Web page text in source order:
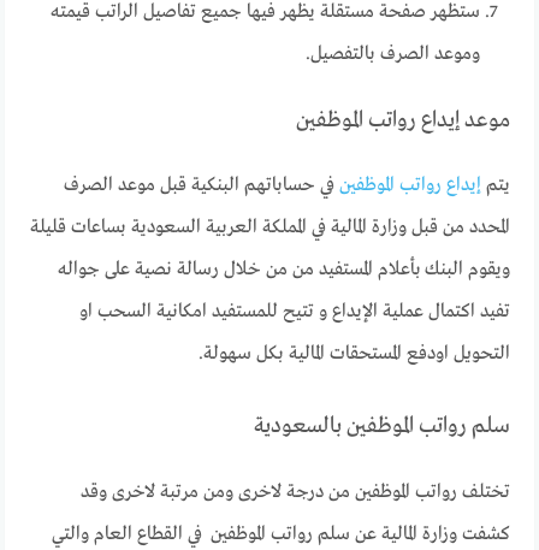
ستظهر صفحة مستقلة يظهر فيها جميع تفاصيل الراتب قيمته
وموعد الصرف بالتفصيل.
موعد إيداع رواتب الموظفين
يتم إيداع رواتب الموظفين في حساباتهم البنكية قبل موعد الصرف
المحدد من قبل وزارة المالية في المملكة العربية السعودية بساعات قليلة
ويقوم البنك بأعلام المستفيد من من خلال رسالة نصية على جواله
تفيد اكتمال عملية الإيداع و تتيح للمستفيد امكانية السحب او
التحويل اودفع المستحقات المالية بكل سهولة.
سلم رواتب الموظفين بالسعودية
تختلف رواتب الموظفين من درجة لاخرى ومن مرتبة لاخرى وقد
كشفت وزارة المالية عن سلم رواتب الموظفين في القطاع العام والتي